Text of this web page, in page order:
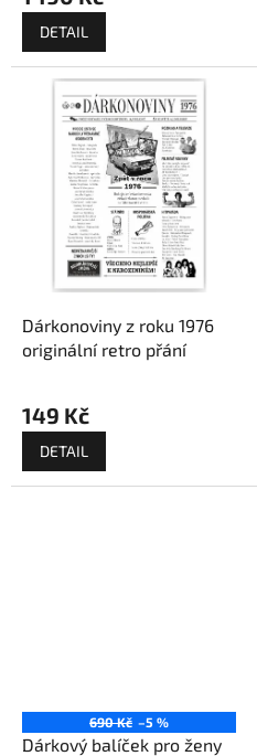
DETAIL
Dárkonoviny z roku 1976
originální retro přání
149 Kč
DETAIL
690 Kč –5 %
Dárkový balíček pro ženy